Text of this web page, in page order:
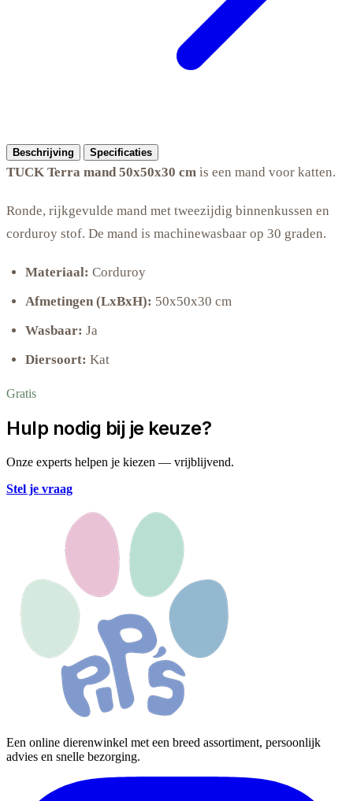
Beschrijving Specificaties
TUCK Terra mand 50x50x30 cm is een mand voor katten.
Ronde, rijkgevulde mand met tweezijdig binnenkussen en
corduroy stof. De mand is machinewasbaar op 30 graden.
Materiaal: Corduroy
Afmetingen (LxBxH): 50x50x30 cm
Wasbaar: Ja
Diersoort: Kat
Gratis
Hulp nodig bij je keuze?
Onze experts helpen je kiezen — vrijblijvend.
Stel je vraag
Een online dierenwinkel met een breed assortiment, persoonlijk
advies en snelle bezorging.